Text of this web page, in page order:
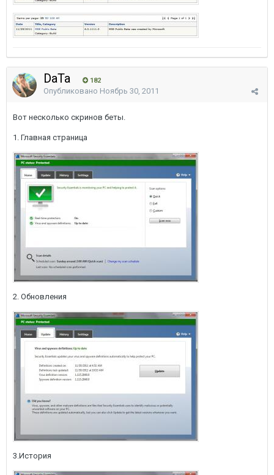
DaTa 182
Опубликовано Ноябрь 30, 2011
Вот несколько скринов беты.
1. Главная страница
2. Обновления
3.История